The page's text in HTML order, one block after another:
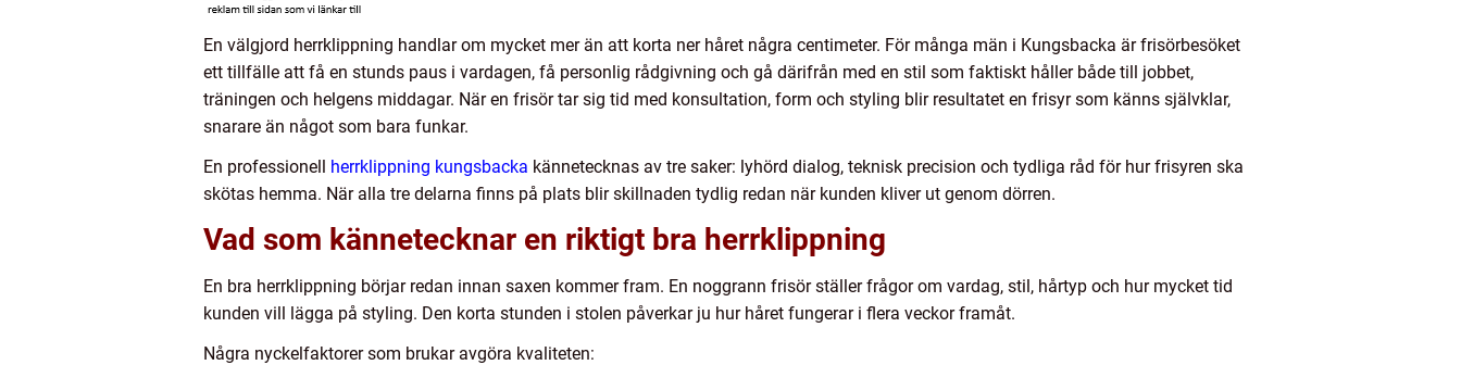
En välgjord herrklippning handlar om mycket mer än att korta ner håret några centimeter. För många män i Kungsbacka är frisörbesöket
ett tillfälle att få en stunds paus i vardagen, få personlig rådgivning och gå därifrån med en stil som faktiskt håller både till jobbet,
träningen och helgens middagar. När en frisör tar sig tid med konsultation, form och styling blir resultatet en frisyr som känns självklar,
snarare än något som bara funkar.
En professionell herrklippning kungsbacka kännetecknas av tre saker: lyhörd dialog, teknisk precision och tydliga råd för hur frisyren ska
skötas hemma. När alla tre delarna finns på plats blir skillnaden tydlig redan när kunden kliver ut genom dörren.
Vad som kännetecknar en riktigt bra herrklippning
En bra herrklippning börjar redan innan saxen kommer fram. En noggrann frisör ställer frågor om vardag, stil, hårtyp och hur mycket tid
kunden vill lägga på styling. Den korta stunden i stolen påverkar ju hur håret fungerar i flera veckor framåt.
Några nyckelfaktorer som brukar avgöra kvaliteten: